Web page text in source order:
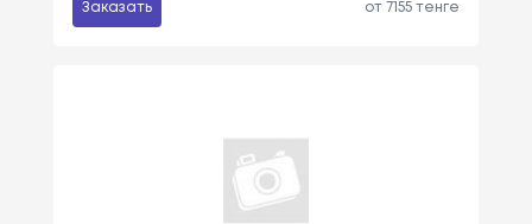
Заказать от 7155 тенге